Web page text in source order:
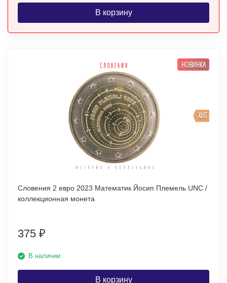
В корзину
ХИТ
НОВИНКА
Словения 2 евро 2023 Математик Йосип Племель UNC /
коллекционная монета
375 ₽
В наличии
В корзину